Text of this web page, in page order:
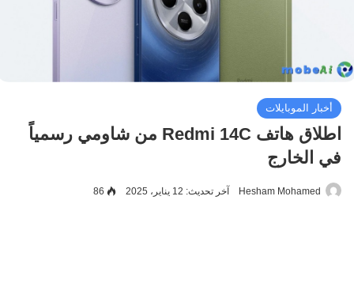
أخبار الموبايلات
اطلاق هاتف Redmi 14C من شاومي رسمياً
في الخارج
Hesham Mohamed آخر تحديث: 12 يناير، 2025 86